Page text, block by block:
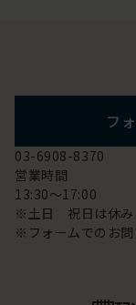
フ
03-6908-8370
営業時間
13:30～17:00
※土日 祝日は休み
※フォームでのお問